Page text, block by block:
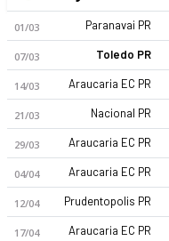
01/03 Paranavai PR
07/03 Toledo PR
14/03 Araucaria EC PR
21/03 Nacional PR
29/03 Araucaria EC PR
04/04 Araucaria EC PR
12/04 Prudentopolis PR
17/04 Araucaria EC PR